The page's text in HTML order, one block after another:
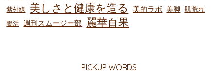
紫外線 美しさと健康を造る 美的ラボ 美脚 肌荒れ
腸活 週刊スムージー部 麗華百果
PICKUP WORDS